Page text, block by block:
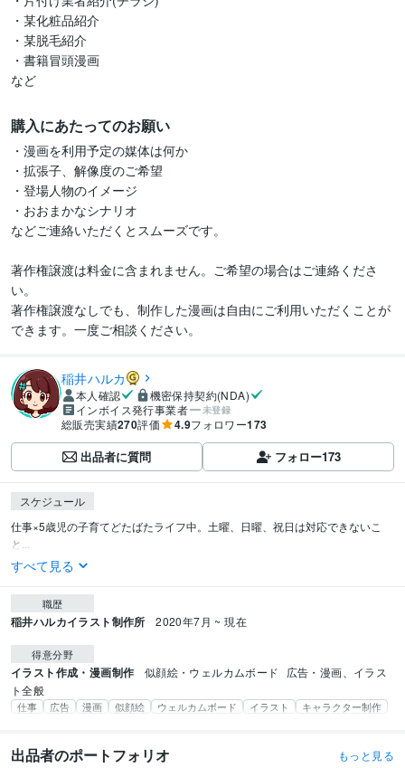
・某化粧品紹介
・某脱毛紹介
・書籍冒頭漫画
など
購入にあたってのお願い
・漫画を利用予定の媒体は何か
・拡張子、解像度のご希望
・登場人物のイメージ
・おおまかなシナリオ
などご連絡いただくとスムーズです。
著作権譲渡は料金に含まれません。ご希望の場合はご連絡くださ
い。
著作権譲渡なしでも、制作した漫画は自由にご利用いただくことが
できます。一度ご相談ください。
稲井ハルカ
本人確認
機密保持契約(NDA)
インボイス発行事業者
未登録
総販売実績270評価 4.9フォロワー173
出品者に質問 フォロー173
スケジュール
仕事×5歳児の子育てどたばたライフ中。土曜、日曜、祝日は対応できないこ
と...
すべて見る
職歴
稲井ハルカイラスト制作所 2020年7月 ~ 現在
得意分野
イラスト作成・漫画制作 似顔絵・ウェルカムボード
広告・漫画、イラス
ト全般
仕事 広告 漫画 似顔絵 ウェルカムボード イラスト キャラクター制作
出品者のポートフォリオ もっと見る